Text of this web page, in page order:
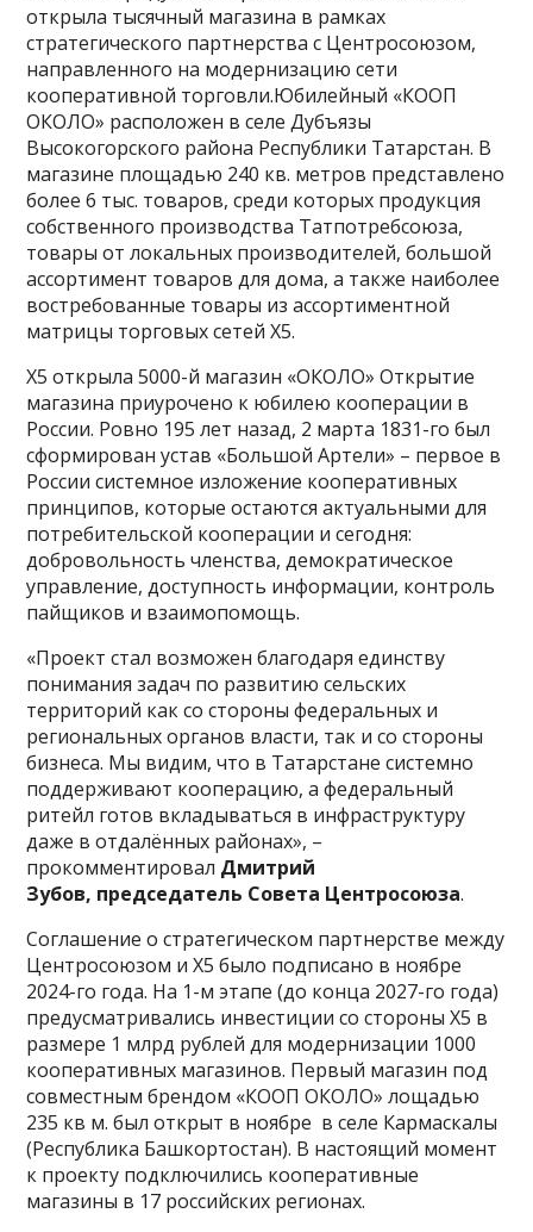
открыла тысячный магазина в рамках
стратегического партнерства с Центросоюзом,
направленного на модернизацию сети
кооперативной торговли.Юбилейный «КООП
ОКОЛО» расположен в селе Дубъязы
Высокогорского района Республики Татарстан. В
магазине площадью 240 кв. метров представлено
более 6 тыс. товаров, среди которых продукция
собственного производства Татпотребсоюза,
товары от локальных производителей, большой
ассортимент товаров для дома, а также наиболее
востребованные товары из ассортиментной
матрицы торговых сетей Х5.
Х5 открыла 5000-й магазин «ОКОЛО» Открытие
магазина приурочено к юбилею кооперации в
России. Ровно 195 лет назад, 2 марта 1831-го был
сформирован устав «Большой Артели» – первое в
России системное изложение кооперативных
принципов, которые остаются актуальными для
потребительской кооперации и сегодня:
добровольность членства, демократическое
управление, доступность информации, контроль
пайщиков и взаимопомощь.
«Проект стал возможен благодаря единству
понимания задач по развитию сельских
территорий как со стороны федеральных и
региональных органов власти, так и со стороны
бизнеса. Мы видим, что в Татарстане системно
поддерживают кооперацию, а федеральный
ритейл готов вкладываться в инфраструктуру
даже в отдалённых районах», –
прокомментировал Дмитрий
Зубов, председатель Совета Центросоюза.
Соглашение о стратегическом партнерстве между
Центросоюзом и Х5 было подписано в ноябре
2024-го года. На 1-м этапе (до конца 2027-го года)
предусматривались инвестиции со стороны Х5 в
размере 1 млрд рублей для модернизации 1000
кооперативных магазинов. Первый магазин под
совместным брендом «КООП ОКОЛО» лощадью
235 кв м. был открыт в ноябре в селе Кармаскалы
(Республика Башкортостан). В настоящий момент
к проекту подключились кооперативные
магазины в 17 российских регионах.